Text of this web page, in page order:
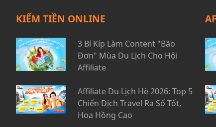
KIẾM TIỀN ONLINE
3 Bí Kíp Làm Content "Bão
Đơn" Mùa Du Lịch Cho Hội
Affiliate
Affiliate Du Lịch Hè 2026: Top 5
Chiến Dịch Travel Ra Số Tốt,
Hoa Hồng Cao